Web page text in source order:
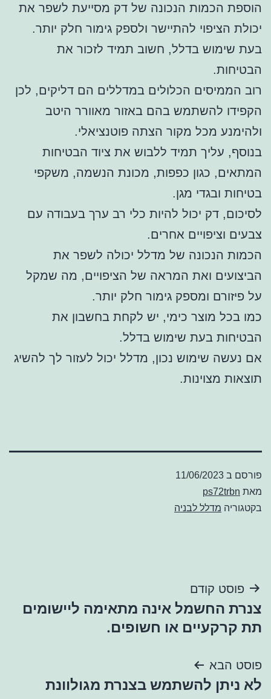
הוספת הכמות הנכונה של דק מסייעת לשפר את
יכולת הציפוי להתיישר ולספק גימור חלק יותר.
בעת שימוש בדלל, חשוב תמיד לזכור את
הבטיחות.
רוב הממיסים הכלולים במדללים הם דליקים, לכן
הקפידו להשתמש בהם באזור מאוורר היטב
ולהימנע מכל מקור הצתה פוטנציאלי.
בנוסף, עליך תמיד ללבוש את ציוד הבטיחות
המתאים, כגון כפפות, מכונת הנשמה, משקפי
בטיחות ובגדי מגן.
לסיכום, דק יכול להיות כלי רב ערך בעבודה עם
צבעים וציפויים אחרים.
הכמות הנכונה של מדלל יכולה לשפר את
הביצועים ואת המראה של הציפויים, מה שמקל
על פיזורם ומספק גימור חלק יותר.
כמו בכל מוצר כימי, יש לקחת בחשבון את
הבטיחות בעת שימוש בדלל.
אם נעשה שימוש נכון, מדלל יכול לעזור לך להשיג
תוצאות מצוינות.
פורסם ב 11/06/2023
מאת ps72trbn
בקטגוריה מדלל לבניה
ניווט
פוסט קודם
צנרת החשמל אינה מתאימה ליישומים
תת קרקעיים או חשופים.
פוסט הבא
לא ניתן להשתמש בצנרת מגולוונת